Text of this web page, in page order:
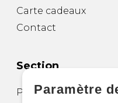
Carte cadeaux
Contact
Section
Partitions pour
Paramètre